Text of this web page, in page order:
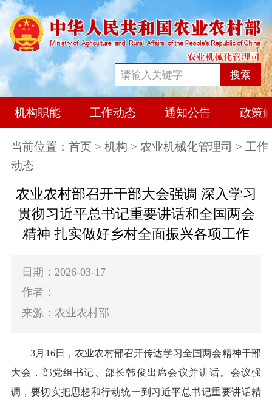
搜索
机构职能 工作动态 通知公告 政策
当前位置： 首页 > 机构 > 农业机械化管理司 > 工作
动态
农业农村部召开干部大会强调 深入学习
贯彻习近平总书记重要讲话和全国两会
精神 扎实做好乡村全面振兴各项工作
日期：2026-03-17
作者：
来源：农业农村部
3月16日，农业农村部召开传达学习全国两会精神干部
大会，部党组书记、部长韩俊出席会议并讲话。会议强
调，要切实把思想和行动统一到习近平总书记重要讲话精